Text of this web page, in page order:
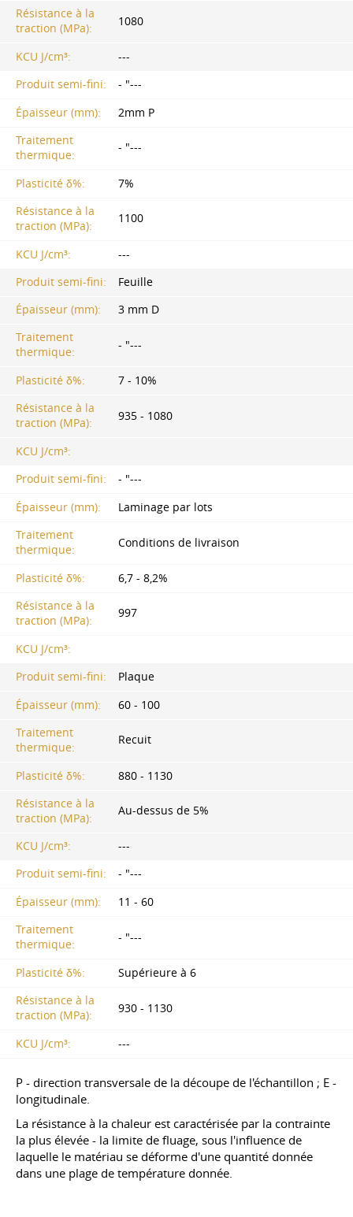
Résistance à la
traction (MPa):
1080
KCU J/cm³:
---
Produit semi-fini:
- "---
Épaisseur (mm):
2mm P
Traitement
thermique:
- "---
Plasticité δ%:
7%
Résistance à la
traction (MPa):
1100
KCU J/cm³:
---
Produit semi-fini:
Feuille
Épaisseur (mm):
3 mm D
Traitement
thermique:
- "---
Plasticité δ%:
7 - 10%
Résistance à la
traction (MPa):
935 - 1080
KCU J/cm³:
Produit semi-fini:
- "---
Épaisseur (mm):
Laminage par lots
Traitement
thermique:
Conditions de livraison
Plasticité δ%:
6,7 - 8,2%
Résistance à la
traction (MPa):
997
KCU J/cm³:
Produit semi-fini:
Plaque
Épaisseur (mm):
60 - 100
Traitement
thermique:
Recuit
Plasticité δ%:
880 - 1130
Résistance à la
traction (MPa):
Au-dessus de 5%
KCU J/cm³:
---
Produit semi-fini:
- "---
Épaisseur (mm):
11 - 60
Traitement
thermique:
- "---
Plasticité δ%:
Supérieure à 6
Résistance à la
traction (MPa):
930 - 1130
KCU J/cm³: ---
P - direction transversale de la découpe de l'échantillon ; E -
longitudinale.
La résistance à la chaleur est caractérisée par la contrainte
la plus élevée - la limite de fluage, sous l'influence de
laquelle le matériau se déforme d'une quantité donnée
dans une plage de température donnée.